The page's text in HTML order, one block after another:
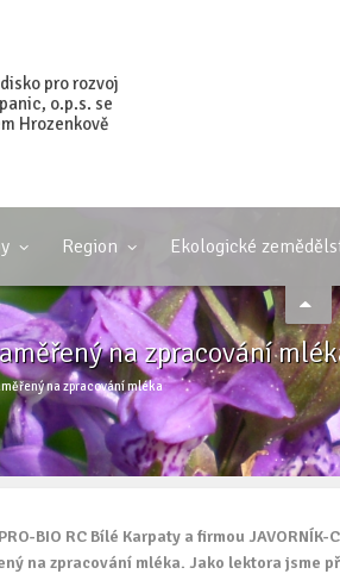
pro rozvoj
o.p.s. se
Hrozenkově
Region Ekologické
na zpracování
na zpracování mléka
BIO RC Bílé Karpaty a firmou
na zpracování mléka. Jako lektora jsme